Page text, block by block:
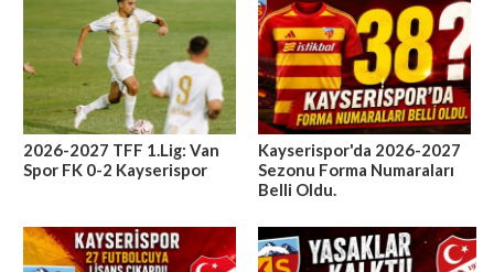
2026-2027 TFF 1.Lig: Van
Spor FK 0-2 Kayserispor
Kayserispor'da 2026-2027
Sezonu Forma Numaraları
Belli Oldu.